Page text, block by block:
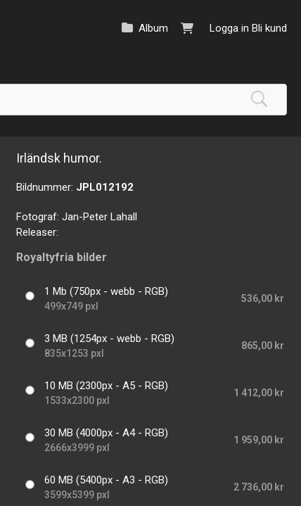
Logga in Bli kund
Album
Irländsk humor.
Bildnummer: JPL012192
Fotograf:Jan-Peter Lahall
Releaser:
Royaltyfria bilder
1 Mb (750px - webb - RGB)
499x749 pxl
536,00 kr
3 MB (1254px - webb - RGB)
835x1253 pxl
865,00 kr
10 MB (2300px - A5 - RGB)
1533x2300 pxl
1 412,00 kr
30 MB (4000px - A4 - RGB)
2666x3999 pxl
1 959,00 kr
60 MB (5400px - A3 - RGB)
3599x5399 pxl
2 736,00 kr